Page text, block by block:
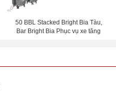
50 BBL Stacked Bright Bia Tàu,
Bar Bright Bia Phục vụ xe tăng